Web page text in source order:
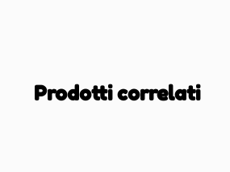
Prodotti correlati